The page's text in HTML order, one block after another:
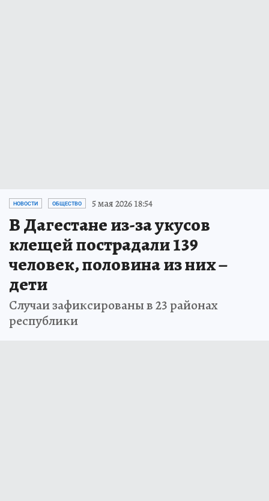
НОВОСТИ ОБЩЕСТВО 5 мая 2026 18:54
В Дагестане из-за укусов
клещей пострадали 139
человек, половина из них –
дети
Случаи зафиксированы в 23 районах
республики